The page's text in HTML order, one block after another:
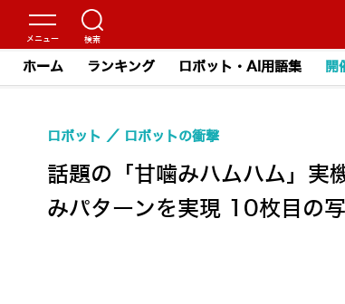
ホーム ランキング ロボット・AI用語集 開
話題の「甘噛みハムハム」実
みパターンを実現 10枚目の
ロボット ロボットの衝撃